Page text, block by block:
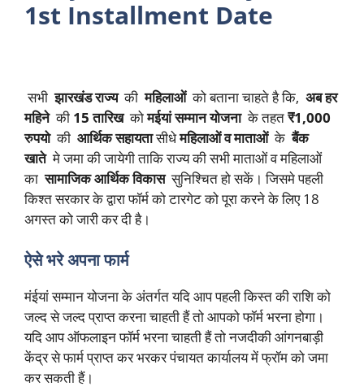
1st Installment Date
सभी झारखंड राज्य की महिलाओं को बताना चाहते है कि, अब हर
महिने की 15 तारिख कोमईयां सम्मान योजना के तहत₹1,000
रुपयो की आर्थिक सहायतासीधेमहिलाओं व माताओं के बैंक
खाते मे जमा की जायेगी ताकि राज्य की सभी माताओं व महिलाओं
का सामाजिक आर्थिक विकास सुनिश्चित हो सकें। जिसमे पहली
किश्त सरकार के द्वारा फॉर्म को टारगेट को पूरा करने के लिए 18
अगस्त को जारी कर दी है।
ऐसे भरे अपना फार्म
मंईयां सम्मान योजना के अंतर्गत यदि आप पहली किस्त की राशि को
जल्द से जल्द प्राप्त करना चाहती हैं तो आपको फॉर्म भरना होगा।
यदि आप ऑफलाइन फॉर्म भरना चाहती हैं तो नजदीकी आंगनबाड़ी
केंद्र से फार्म प्राप्त कर भरकर पंचायत कार्यालय में फ्रॉम को जमा
कर सकती हैं।